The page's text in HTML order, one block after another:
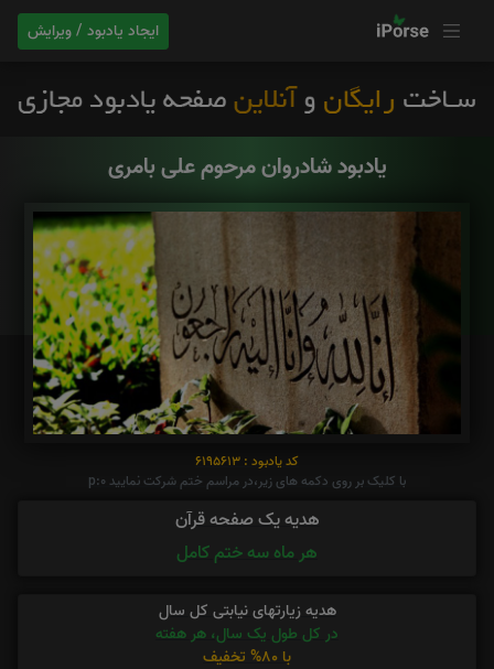
ایجاد یادبود / ویرایش
یادبود شادروان مرحوم علی بامری
کد یادبود : 6195613
با کلیک بر روی دکمه های زیر،در مراسم ختم شرکت نمایید p:0
هدیه یک صفحه قرآن
هر ماه سه ختم کامل
هدیه زیارتهای نیابتی کل سال
در کل طول یک سال، هر هفته
با 80% تخفیف